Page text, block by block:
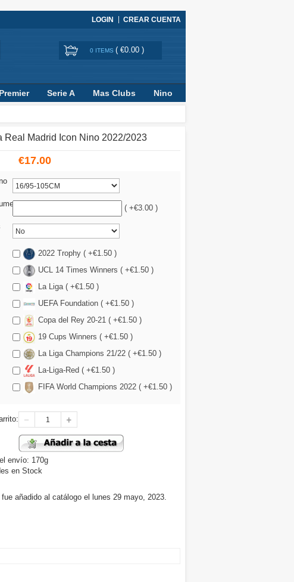
LOGIN CREAR CUENTA
0 ITEMS ( €0.00 )
Serie A Mas Clubs Nino
Real Madrid Icon Nino 2022/2023
€17.00
( +€3.00 )
2022 Trophy ( +€1.50 )
UCL 14 Times Winners ( +€1.50 )
La Liga ( +€1.50 )
UEFA Foundation ( +€1.50 )
Copa del Rey 20-21 ( +€1.50 )
19 Cups Winners ( +€1.50 )
La Liga Champions 21/22 ( +€1.50 )
La-Liga-Red ( +€1.50 )
FIFA World Champions 2022 ( +€1.50 )
envío: 170g
en Stock
añadido al catálogo el lunes 29 mayo, 2023.